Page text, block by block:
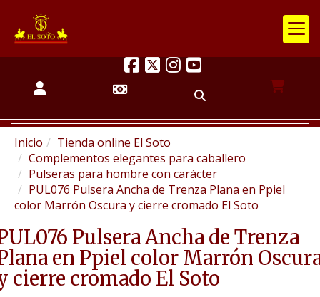
Inicio
Tienda online El Soto
Complementos elegantes para caballero
Pulseras para hombre con carácter
PUL076 Pulsera Ancha de Trenza Plana en Ppiel
color Marrón Oscura y cierre cromado El Soto
Pulsera Ancha de Trenza
en Ppiel color Marrón
cierre cromado El Soto